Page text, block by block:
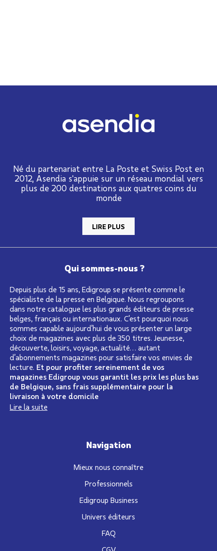
Né du partenariat entre La Poste et Swiss Post en
2012, Asendia s'appuie sur un réseau mondial vers
plus de 200 destinations aux quatres coins du
monde
LIRE PLUS
Qui sommes-nous ?
Depuis plus de 15 ans, Edigroup se présente comme le
spécialiste de la presse en Belgique. Nous regroupons
dans notre catalogue les plus grands éditeurs de presse
belges, français ou internationaux. C’est pourquoi nous
sommes capable aujourd’hui de vous présenter un large
choix de magazines avec plus de 350 titres. Jeunesse,
découverte, loisirs, voyage, actualité… autant
d’abonnements magazines pour satisfaire vos envies de
lecture. Et pour profiter sereinement de vos
magazines Edigroup vous garantit les prix les plus bas
de Belgique, sans frais supplémentaire pour la
livraison à votre domicile
Lire la suite
Navigation
Mieux nous connaître
Professionnels
Edigroup Business
Univers éditeurs
FAQ